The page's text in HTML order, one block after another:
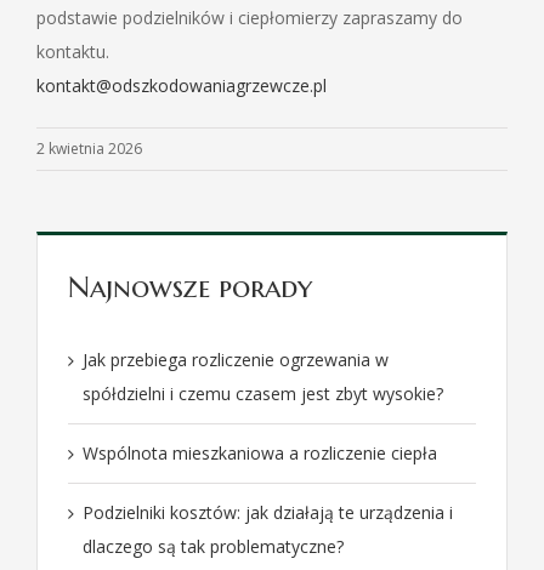
podstawie podzielników i ciepłomierzy zapraszamy do
kontaktu.
kontakt@odszkodowaniagrzewcze.pl
2 kwietnia 2026
Najnowsze porady
Jak przebiega rozliczenie ogrzewania w
spółdzielni i czemu czasem jest zbyt wysokie?
Wspólnota mieszkaniowa a rozliczenie ciepła
Podzielniki kosztów: jak działają te urządzenia i
dlaczego są tak problematyczne?